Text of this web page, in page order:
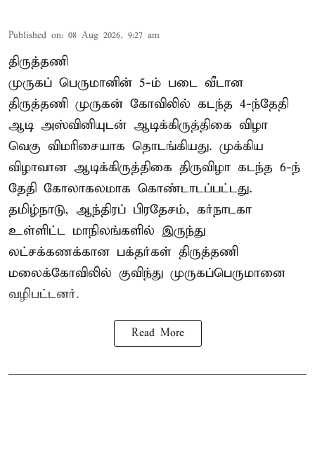
Published on: 08 Aug 2026, 9:27 am
திருத்தணி
முருகப் பெருமானின் 5-ம் படை வீடான
திருத்தணி முருகன் கோவிலில் கடந்த 4-ந்தேதி
ஆடி அஸ்வினியுடன் ஆடிக்கிருத்திகை விழா
வெகு விமரிசையாக தொடங்கியது. முக்கிய
விழாவான ஆடிக்கிருத்திகை திருவிழா கடந்த 6-ந்
தேதி கோலாகலமாக கொண்டாடப்பட்டது.
தமிழ்நாடு, ஆந்திரப் பிரதேசம், கர்நாடகா
உள்ளிட்ட மாநிலங்களில் இருந்து
லட்சக்கணக்கான பக்தர்கள் திருத்தணி
மலைக்கோவிலில் குவிந்து முருகப்பெருமானை
வழிபட்டனர்.
Read More